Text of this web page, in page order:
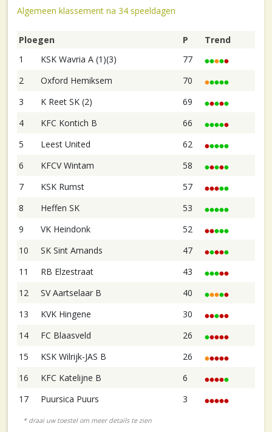
Algemeen klassement na 34 speeldagen
Ploegen P
Trend
1
KSK Wavria A (1)(3)
77
2
Oxford Hemiksem
70
3
K Reet SK (2)
69
4
KFC Kontich B
66
5
Leest United
62
6
KFCV Wintam
58
7
KSK Rumst
57
8
Heffen SK
53
9
VK Heindonk
52
10
SK Sint Amands
47
11
RB Elzestraat
43
12
SV Aartselaar B
40
13
KVK Hingene
30
14
FC Blaasveld
26
15
KSK Wilrijk-JAS B
26
16
KFC Katelijne B
6
17
Puursica Puurs 3